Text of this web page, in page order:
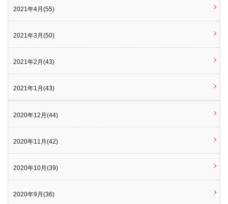
2021年4月(55)
2021年3月(50)
2021年2月(43)
2021年1月(43)
2020年12月(44)
2020年11月(42)
2020年10月(39)
2020年9月(36)